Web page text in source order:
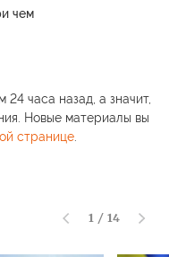
чем
24 часа назад, а значит,
Новые материалы вы
странице.
1 / 14